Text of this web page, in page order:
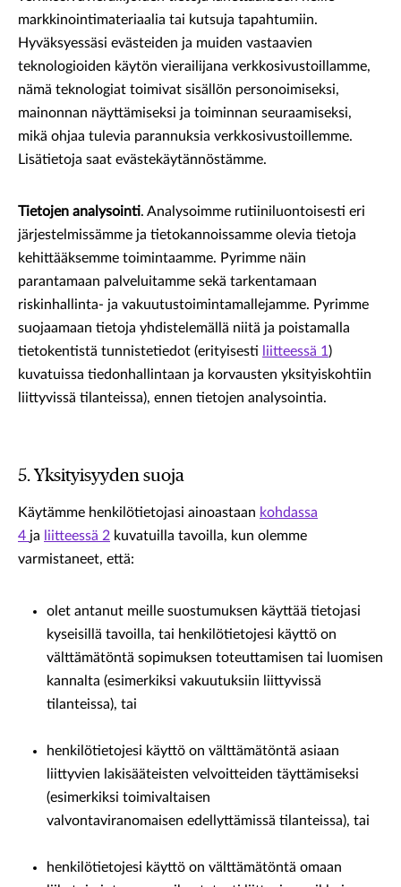
markkinointimateriaalia tai kutsuja tapahtumiin.
Hyväksyessäsi evästeiden ja muiden vastaavien
teknologioiden käytön vierailijana verkkosivustoillamme,
nämä teknologiat toimivat sisällön personoimiseksi,
mainonnan näyttämiseksi ja toiminnan seuraamiseksi,
mikä ohjaa tulevia parannuksia verkkosivustoillemme.
Lisätietoja saat evästekäytännöstämme.
Tietojen analysointi. Analysoimme rutiiniluontoisesti eri
järjestelmissämme ja tietokannoissamme olevia tietoja
kehittääksemme toimintaamme. Pyrimme näin
parantamaan palveluitamme sekä tarkentamaan
riskinhallinta- ja vakuutustoimintamallejamme. Pyrimme
suojaamaan tietoja yhdistelemällä niitä ja poistamalla
tietokentistä tunnistetiedot (erityisesti
liitteessä 1 )
kuvatuissa tiedonhallintaan ja korvausten yksityiskohtiin
liittyvissä tilanteissa), ennen tietojen analysointia.
5. Yksityisyyden suoja
Käytämme henkilötietojasi ainoastaan kohdassa
4 ja liitteessä 2 kuvatuilla tavoilla, kun olemme
varmistaneet, että:
olet antanut meille suostumuksen käyttää tietojasi
kyseisillä tavoilla, tai henkilötietojesi käyttö on
välttämätöntä sopimuksen toteuttamisen tai luomisen
kannalta (esimerkiksi vakuutuksiin liittyvissä
tilanteissa), tai
henkilötietojesi käyttö on välttämätöntä asiaan
liittyvien lakisääteisten velvoitteiden täyttämiseksi
(esimerkiksi toimivaltaisen
valvontaviranomaisen edellyttämissä tilanteissa), tai
henkilötietojesi käyttö on välttämätöntä omaan